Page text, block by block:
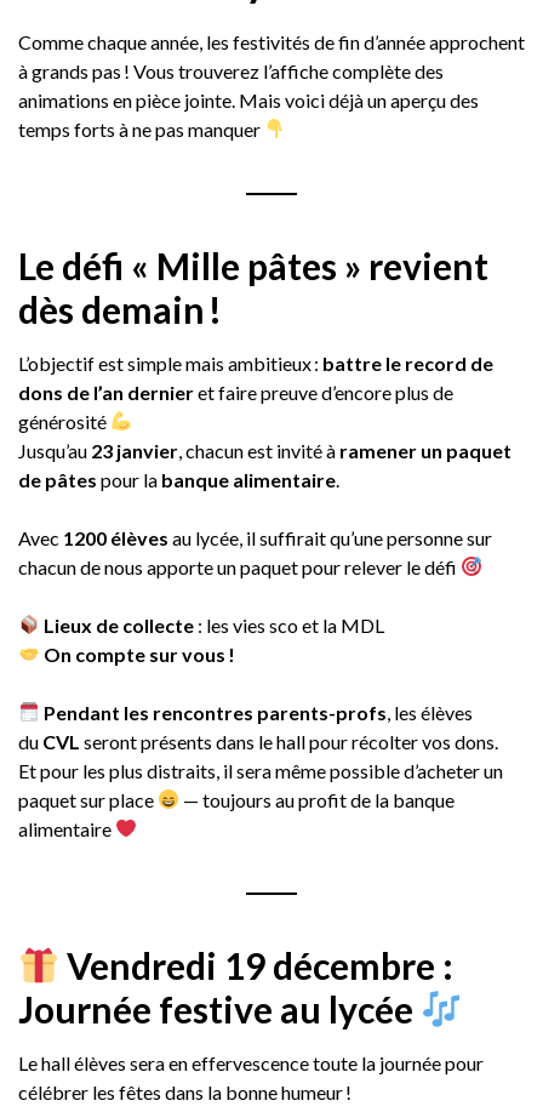
Comme chaque année, les festivités de fin d’année approchent
à grands pas ! Vous trouverez l’affiche complète des
animations en pièce jointe. Mais voici déjà un aperçu des
temps forts à ne pas manquer
Le défi « Mille pâtes » revient
dès demain !
L’objectif est simple mais ambitieux : battre le record de
dons de l’an dernieret faire preuve d’encore plus de
générosité
Jusqu’au 23 janvier , chacun est invité à ramener un paquet
de pâtes pour la banque alimentaire
Avec 1200 élèves au lycée, il suffirait qu’une personne sur
chacun de nous apporte un paquet pour relever le défi
Lieux de collecte : les vies sco et la MDL
On compte sur vous !
Pendant les rencontres parents-profs , les élèves
du CVL seront présents dans le hall pour récolter vos dons.
Et pour les plus distraits, il sera même possible d’acheter un
paquet sur place
— toujours au profit de la banque
alimentaire
Vendredi 19 décembre :
Journée festive au lycée
Le hall élèves sera en effervescence toute la journée pour
célébrer les fêtes dans la bonne humeur !